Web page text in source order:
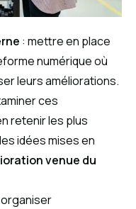
: mettre en place
numérique où
leurs améliorations.
ces
retenir les plus
idées mises en
venue du